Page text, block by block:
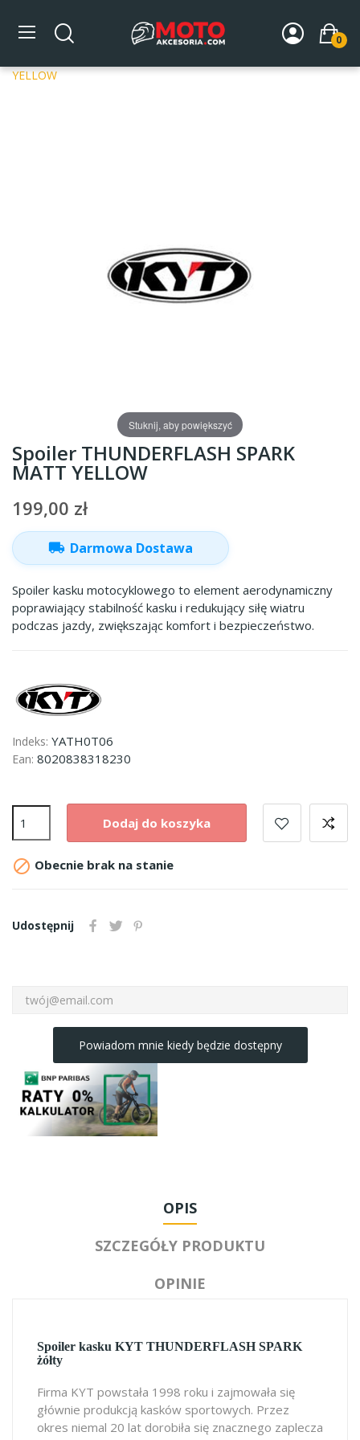
0
Strona główna DLA MOTOCYKLISTY
Akcesoria
YELLOW
Stuknij, aby powiększyć
Spoiler THUNDERFLASH SPARK
MATT YELLOW
199,00 zł
local_shipping Darmowa Dostawa
Spoiler kasku motocyklowego to element aerodynamiczny
poprawiający stabilność kasku i redukujący siłę wiatru
podczas jazdy, zwiększając komfort i bezpieczeństwo.
Indeks: YATH0T06
Ean: 8020838318230
Dodaj do koszyka
 Obecnie brak na stanie
Udostępnij
Powiadom mnie kiedy będzie dostępny
OPIS
SZCZEGÓŁY PRODUKTU
OPINIE
Spoiler kasku KYT THUNDERFLASH SPARK
żółty
Firma KYT powstała 1998 roku i zajmowała się
głównie produkcją kasków sportowych. Przez
okres niemal 20 lat dorobiła się znacznego zaplecza